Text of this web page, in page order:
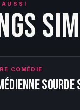
COMÉDIE